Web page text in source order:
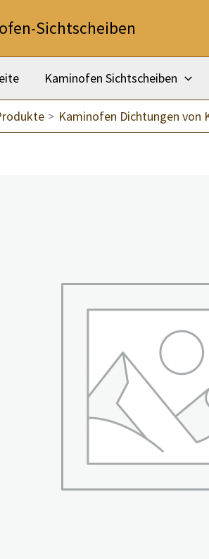
Sichtscheiben
Kaminofen Sichtscheiben
Kaminofen Dichtungen von